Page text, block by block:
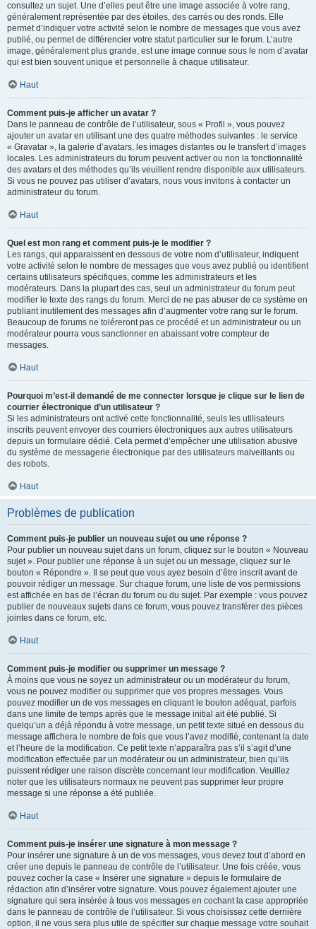
consultez un sujet. Une d’elles peut être une image associée à votre rang,
généralement représentée par des étoiles, des carrés ou des ronds. Elle
permet d’indiquer votre activité selon le nombre de messages que vous avez
publié, ou permet de différencier votre statut particulier sur le forum. L’autre
image, généralement plus grande, est une image connue sous le nom d’avatar
qui est bien souvent unique et personnelle à chaque utilisateur.
Haut
Comment puis-je afficher un avatar ?
Dans le panneau de contrôle de l’utilisateur, sous « Profil », vous pouvez
ajouter un avatar en utilisant une des quatre méthodes suivantes : le service
« Gravatar », la galerie d’avatars, les images distantes ou le transfert d’images
locales. Les administrateurs du forum peuvent activer ou non la fonctionnalité
des avatars et des méthodes qu’ils veuillent rendre disponible aux utilisateurs.
Si vous ne pouvez pas utiliser d’avatars, nous vous invitons à contacter un
administrateur du forum.
Haut
Quel est mon rang et comment puis-je le modifier ?
Les rangs, qui apparaissent en dessous de votre nom d’utilisateur, indiquent
votre activité selon le nombre de messages que vous avez publié ou identifient
certains utilisateurs spécifiques, comme les administrateurs et les
modérateurs. Dans la plupart des cas, seul un administrateur du forum peut
modifier le texte des rangs du forum. Merci de ne pas abuser de ce système en
publiant inutilement des messages afin d’augmenter votre rang sur le forum.
Beaucoup de forums ne toléreront pas ce procédé et un administrateur ou un
modérateur pourra vous sanctionner en abaissant votre compteur de
messages.
Haut
Pourquoi m’est-il demandé de me connecter lorsque je clique sur le lien de
courrier électronique d’un utilisateur ?
Si les administrateurs ont activé cette fonctionnalité, seuls les utilisateurs
inscrits peuvent envoyer des courriers électroniques aux autres utilisateurs
depuis un formulaire dédié. Cela permet d’empêcher une utilisation abusive
du système de messagerie électronique par des utilisateurs malveillants ou
des robots.
Haut
Problèmes de publication
Comment puis-je publier un nouveau sujet ou une réponse ?
Pour publier un nouveau sujet dans un forum, cliquez sur le bouton « Nouveau
sujet ». Pour publier une réponse à un sujet ou un message, cliquez sur le
bouton « Répondre ». Il se peut que vous ayez besoin d’être inscrit avant de
pouvoir rédiger un message. Sur chaque forum, une liste de vos permissions
est affichée en bas de l’écran du forum ou du sujet. Par exemple : vous pouvez
publier de nouveaux sujets dans ce forum, vous pouvez transférer des pièces
jointes dans ce forum, etc.
Haut
Comment puis-je modifier ou supprimer un message ?
À moins que vous ne soyez un administrateur ou un modérateur du forum,
vous ne pouvez modifier ou supprimer que vos propres messages. Vous
pouvez modifier un de vos messages en cliquant le bouton adéquat, parfois
dans une limite de temps après que le message initial ait été publié. Si
quelqu’un a déjà répondu à votre message, un petit texte situé en dessous du
message affichera le nombre de fois que vous l’avez modifié, contenant la date
et l’heure de la modification. Ce petit texte n’apparaîtra pas s’il s’agit d’une
modification effectuée par un modérateur ou un administrateur, bien qu’ils
puissent rédiger une raison discrète concernant leur modification. Veuillez
noter que les utilisateurs normaux ne peuvent pas supprimer leur propre
message si une réponse a été publiée.
Haut
Comment puis-je insérer une signature à mon message ?
Pour insérer une signature à un de vos messages, vous devez tout d’abord en
créer une depuis le panneau de contrôle de l’utilisateur. Une fois créée, vous
pouvez cocher la case « Insérer une signature » depuis le formulaire de
rédaction afin d’insérer votre signature. Vous pouvez également ajouter une
signature qui sera insérée à tous vos messages en cochant la case appropriée
dans le panneau de contrôle de l’utilisateur. Si vous choisissez cette dernière
option, il ne vous sera plus utile de spécifier sur chaque message votre souhait